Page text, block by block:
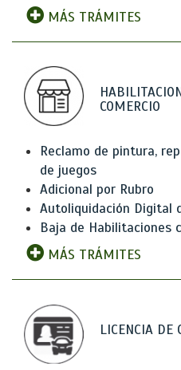
MÁS TRÁMITES
COMERCIO
Reclamo de pintura,
de juegos
Adicional por Rubro
Autoliquidación Digital
Baja de Habilitaciones
MÁS TRÁMITES
LICENCIA DE